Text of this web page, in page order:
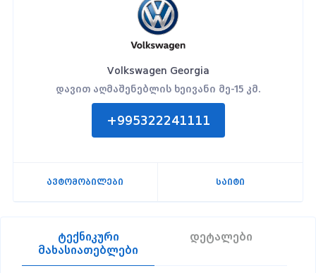
Volkswagen Georgia
დავით აღმაშენებლის ხეივანი მე-15 კმ.
+995322241111
ავტომობილები საიტი
ტექნიკური
მახასიათებლები
დეტალები